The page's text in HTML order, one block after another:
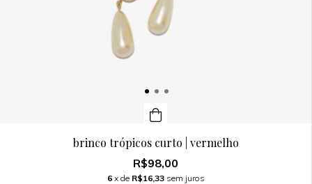
brinco trópicos curto | vermelho
R$98,00
6 x de R$16,33 sem juros